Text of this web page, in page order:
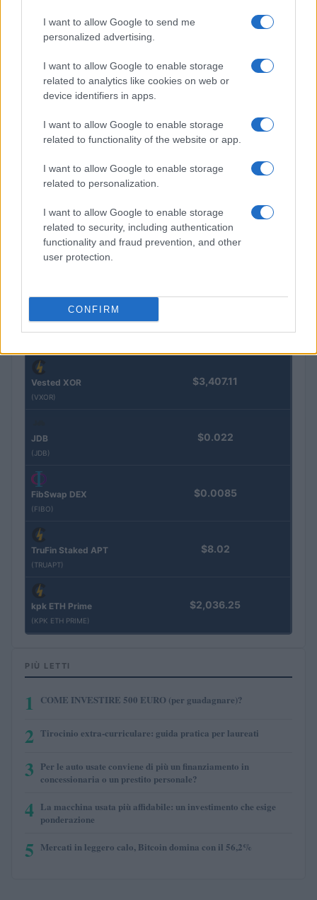
I want to allow Google to send me
personalized advertising.
I want to allow Google to enable storage
related to analytics like cookies on web or
device identifiers in apps.
I want to allow Google to enable storage
related to functionality of the website or app.
I want to allow Google to enable storage
related to personalization.
I want to allow Google to enable storage
related to security, including authentication
functionality and fraud prevention, and other
user protection.
CONFIRM
Nome
Eureka Bridged PAX
Gold (Terra
(PAXG)
$4,187.30
Kinza Babylon Staked
$83,270.00
Morpho Vault
(STEAKEURCV)
$100,000,000,000,000.00
Vested XOR
(VXOR)
$3,407.11
JDB
(JDB)
$0.022
FibSwap DEX
(FIBO)
$0.0085
TruFin Staked APT
(TRUAPT)
$8.02
kpk ETH Prime
(KPK ETH PRIME)
$2,036.25
PIÙ LETTI
1 COME INVESTIRE 500 EURO (per guadagnare)?
2 Tirocinio extra-curriculare: guida pratica per laureati
3 Per le auto usate conviene di più un finanziamento in
concessionaria o un prestito personale?
4 La macchina usata più affidabile: un investimento che esige
ponderazione
5 Mercati in leggero calo, Bitcoin domina con il 56,2%